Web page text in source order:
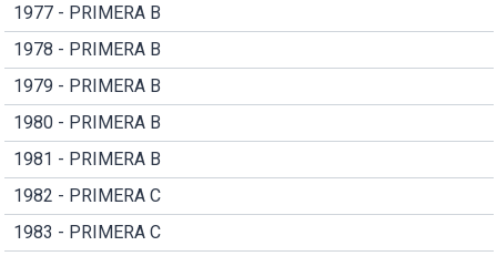
1977 - PRIMERA B
1978 - PRIMERA B
1979 - PRIMERA B
1980 - PRIMERA B
1981 - PRIMERA B
1982 - PRIMERA C
1983 - PRIMERA C